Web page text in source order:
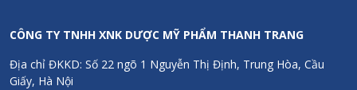
CÔNG TY TNHH XNK DƯỢC MỸ PHẨM THANH TRANG
Địa chỉ ĐKKD: Số 22 ngõ 1 Nguyễn Thị Định, Trung Hòa, Cầu
Giấy, Hà Nội